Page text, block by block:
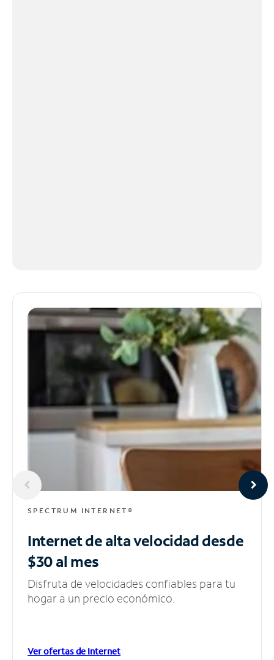
SPECTRUM INTERNET®
Internet de alta velocidaddesde
$30 al mes
Disfruta de velocidades confiables para tu
hogar a un precio económico.
Ver ofertas de Internet